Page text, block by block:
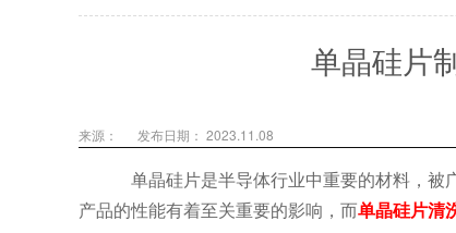
单晶硅片
来源： 发布日期： 2023.11.08
单晶硅片是半导体行业中重要的材料，
产品的性能有着至关重要的影响，而单晶硅片清